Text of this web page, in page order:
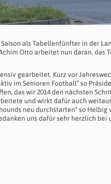
als Tabellenfünfter in der
Otto arbeitet nun daran,
gearbeitet. Kurz vor
im Senioren Football“ so
das wir 2014 den nächsten
und wirkt dafür auch
neu durchstarten“ so
uns dafür sehr herzlich bei